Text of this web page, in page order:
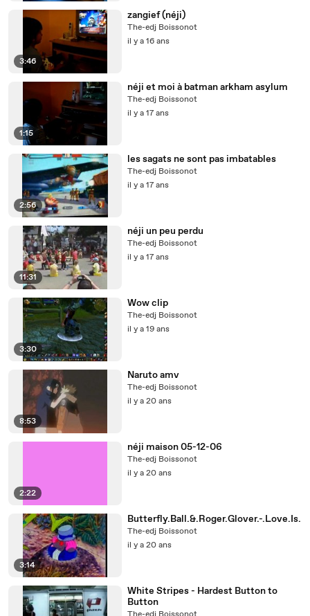
3:46
zangief (néji)
The-edj Boissonot
il y a 16 ans
1:15
néji et moi à batman arkham asylum
The-edj Boissonot
il y a 17 ans
2:56
les sagats ne sont pas imbatables
The-edj Boissonot
il y a 17 ans
11:31
néji un peu perdu
The-edj Boissonot
il y a 17 ans
3:30
Wow clip
The-edj Boissonot
il y a 19 ans
8:53
Naruto amv
The-edj Boissonot
il y a 20 ans
2:22
néji maison 05-12-06
The-edj Boissonot
il y a 20 ans
3:14
Butterfly.Ball.&.Roger.Glover.-.Love.Is.
The-edj Boissonot
il y a 20 ans
White Stripes - Hardest Button to
Button